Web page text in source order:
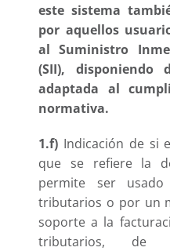
este sistema
por aquellos
al Suministro
(SII), disponiendo
adaptada al
normativa.
1.f) Indicación de si
que se refiere la
permite ser
tributarios o por un
soporte a la
tributarios, de